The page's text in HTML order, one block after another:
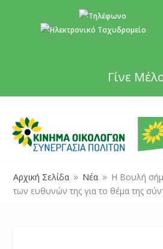
Γίνε
Αρχική Σελίδα 9 Νέα 9
Η Bουλή
των ευθυνών της για το θέμα της